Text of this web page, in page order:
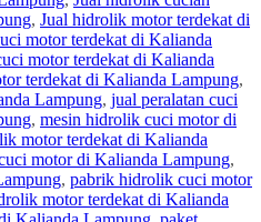
, Jual hidrolik motor terdekat di
motor terdekat di Kalianda
motor terdekat di Kalianda
terdekat di Kalianda Lampung,
Lampung, jual peralatan cuci
, mesin hidrolik cuci motor di
motor terdekat di Kalianda
motor di Kalianda Lampung,
, pabrik hidrolik cuci motor
motor terdekat di Kalianda